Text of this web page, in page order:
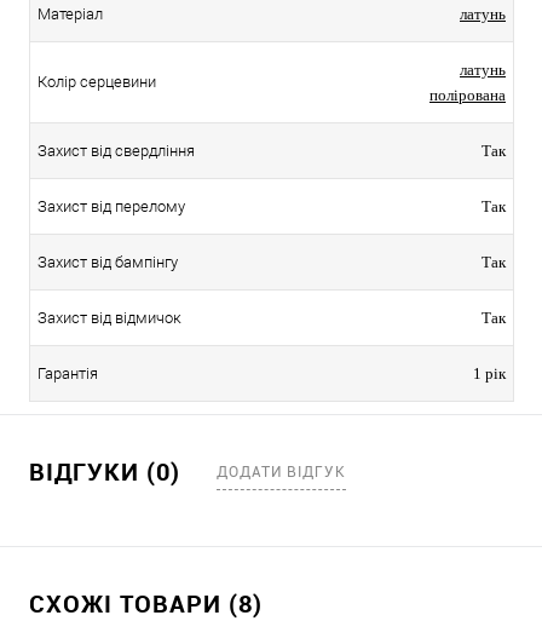
Матеріал латунь
Колір серцевини
латунь
полірована
Захист від свердління Так
Захист від перелому Так
Захист від бампінгу Так
Захист від відмичок Так
Гарантія 1 рік
ВІДГУКИ (0) ДОДАТИ ВІДГУК
СХОЖІ ТОВАРИ (8)